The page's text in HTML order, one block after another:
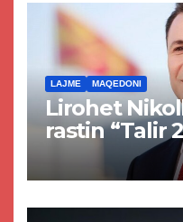
LAJME MAQEDONI
Lirohet
rastin “Talir
akuzat për
paligjshëm